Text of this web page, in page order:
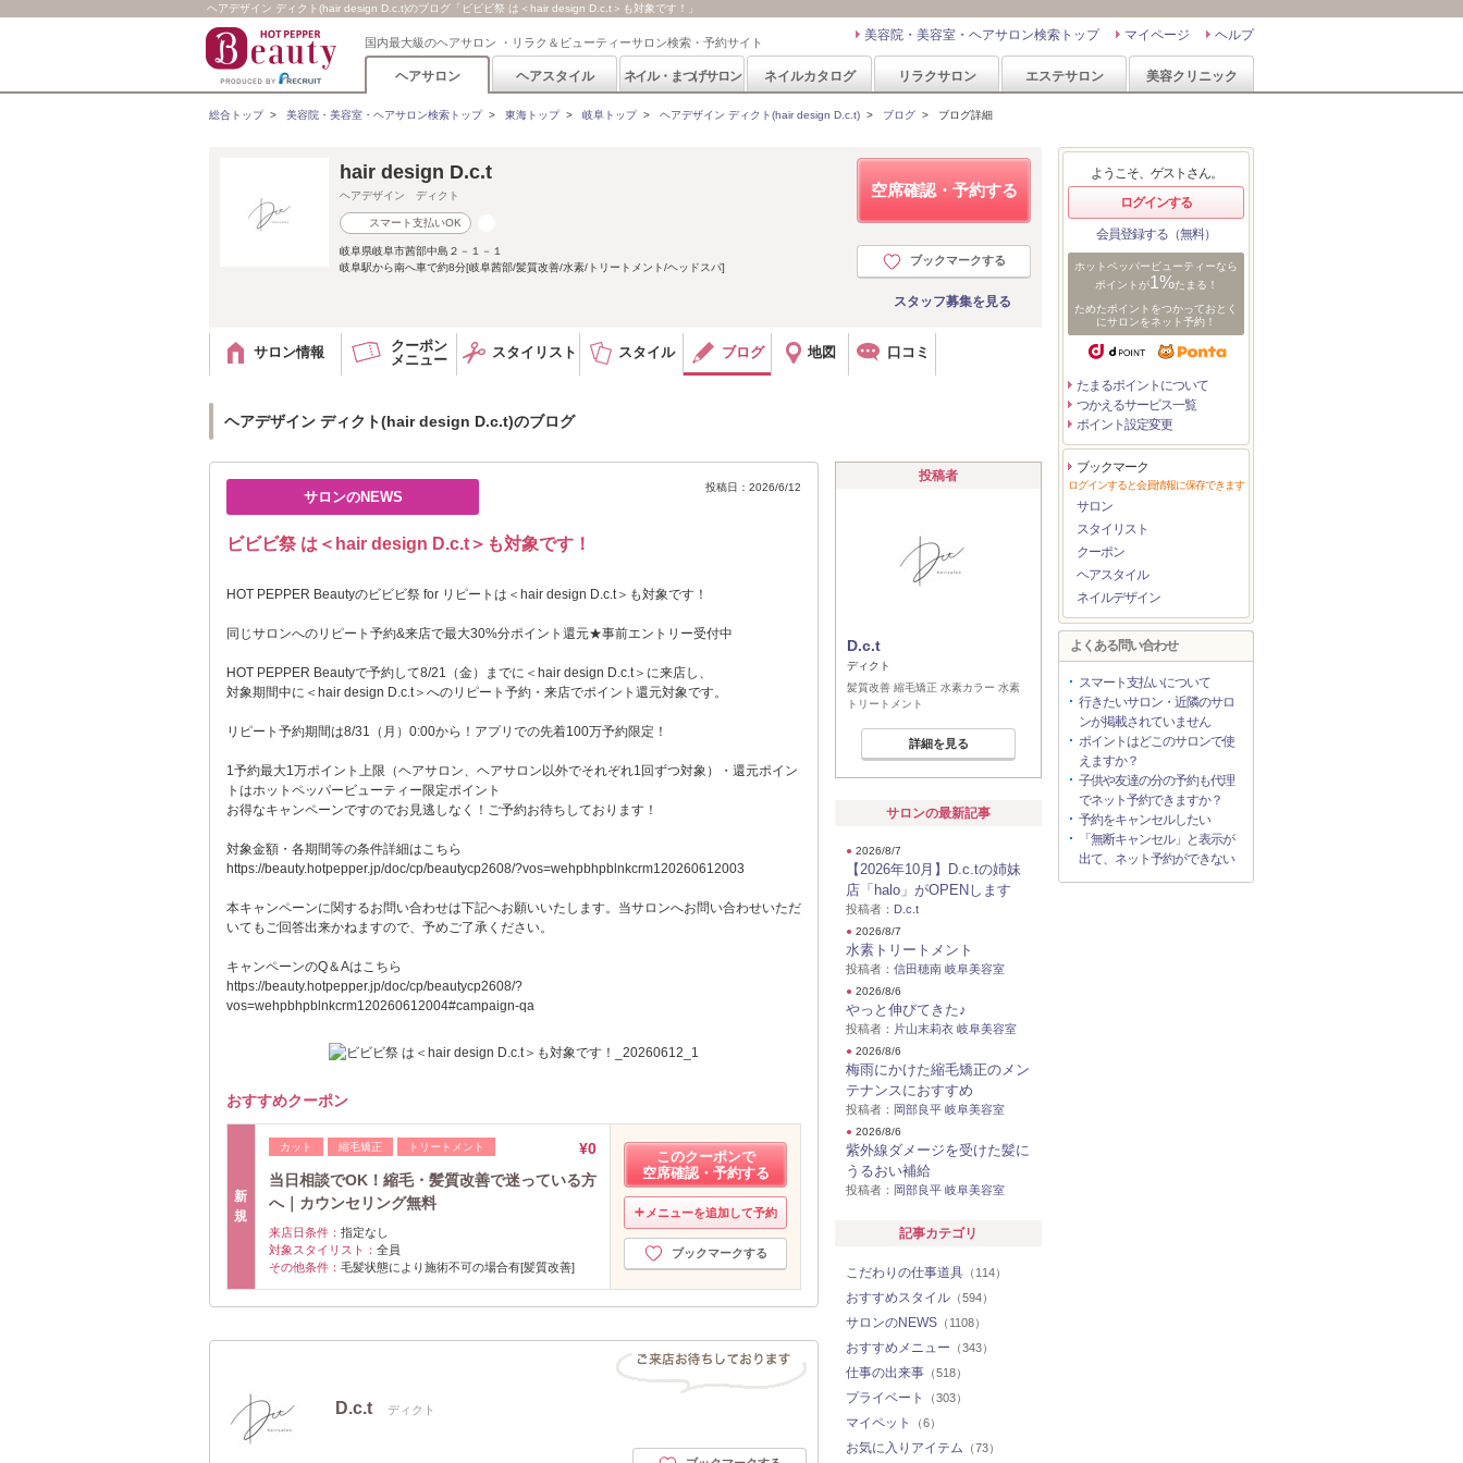
ヘアデザイン ディクト(hair design D.c.t)のブログ「ビビビ祭 は＜hair design D.c.t＞も対象です！」
国内最大級のヘアサロン ・リラク＆ビューティーサロン検索・予約サイト ヘルプ
マイページ
美容院・美容室・ヘアサロン検索トップ
ヘアサロン ヘアスタイル ネイル・まつげサロン ネイルカタログ リラクサロン エステサロン 美容クリニック
総合トップ> 美容院・美容室・ヘアサロン検索トップ> 東海トップ> 岐阜トップ> ヘアデザイン ディクト(hair design D.c.t) > ブログ > ブログ詳細
空席確認・予約する
ブックマークする
スタッフ募集を見る
hair design D.c.t
ヘアデザイン ディクト
スマート支払いOK
岐阜県岐阜市茜部中島２－１－１
岐阜駅から南へ車で約8分[岐阜茜部/髪質改善/水素/トリートメント/ヘッドスパ]
サロン情報
クーポン
メニュー
スタイリスト スタイル ブログ 地図 口コミ
ヘアデザイン ディクト(hair design D.c.t)のブログ
サロンのNEWS
投稿日：2026/6/12
ビビビ祭 は＜hair design D.c.t＞も対象です！
HOT PEPPER Beautyのビビビ祭 for リピートは＜hair design D.c.t＞も対象です！
同じサロンへのリピート予約&来店で最大30%分ポイント還元★事前エントリー受付中
HOT PEPPER Beautyで予約して8/21（金）までに＜hair design D.c.t＞に来店し、
対象期間中に＜hair design D.c.t＞へのリピート予約・来店でポイント還元対象です。
リピート予約期間は8/31（月）0:00から！アプリでの先着100万予約限定！
1予約最大1万ポイント上限（ヘアサロン、ヘアサロン以外でそれぞれ1回ずつ対象）・還元ポイン
トはホットペッパービューティー限定ポイント
お得なキャンペーンですのでお見逃しなく！ご予約お待ちしております！
対象金額・各期間等の条件詳細はこちら
https://beauty.hotpepper.jp/doc/cp/beautycp2608/?vos=wehpbhpblnkcrm120260612003
本キャンペーンに関するお問い合わせは下記へお願いいたします。当サロンへお問い合わせいただ
いてもご回答出来かねますので、予めご了承ください。
キャンペーンのQ＆Aはこちら
https://beauty.hotpepper.jp/doc/cp/beautycp2608/?
vos=wehpbhpblnkcrm120260612004#campaign-qa
おすすめクーポン
新
規
カット 縮毛矯正 トリートメント
¥0
当日相談でOK！縮毛・髪質改善で迷っている方
へ｜カウンセリング無料
来店日条件： 指定なし
対象スタイリスト： 全員
その他条件： 毛髪状態により施術不可の場合有[髪質改善]
このクーポンで
空席確認・予約する
メニューを追加して予約
ブックマークする
D.c.t ディクト
投稿者
D.c.t
ディクト
髪質改善 縮毛矯正 水素カラー 水素
トリートメント
詳細を見る
サロンの最新記事
● 2026/8/7
【2026年10月】D.c.tの姉妹
店「halo」がOPENします
投稿者： D.c.t
● 2026/8/7
水素トリートメント
投稿者： 信田穂南 岐阜美容室
● 2026/8/6
やっと伸びてきた♪
投稿者： 片山末莉衣 岐阜美容室
● 2026/8/6
梅雨にかけた縮毛矯正のメン
テナンスにおすすめ
投稿者： 岡部良平 岐阜美容室
● 2026/8/6
紫外線ダメージを受けた髪に
うるおい補給
投稿者： 岡部良平 岐阜美容室
記事カテゴリ
こだわりの仕事道具 （114）
おすすめスタイル （594）
サロンのNEWS （1108）
おすすめメニュー （343）
仕事の出来事 （518）
プライベート （303）
マイペット （6）
お気に入りアイテム （73）
ようこそ、ゲストさん。
ログインする
会員登録する（無料）
ホットペッパービューティーなら
ポイントが1%たまる！
ためたポイントをつかっておとく
にサロンをネット予約！
たまるポイントについて
つかえるサービス一覧
ポイント設定変更
ブックマーク
ログインすると会員情報に保存できます
サロン
スタイリスト
クーポン
ヘアスタイル
ネイルデザイン
よくある問い合わせ
スマート支払いについて
行きたいサロン・近隣のサロ
ンが掲載されていません
ポイントはどこのサロンで使
えますか？
子供や友達の分の予約も代理
でネット予約できますか？
予約をキャンセルしたい
「無断キャンセル」と表示が
出て、ネット予約ができない